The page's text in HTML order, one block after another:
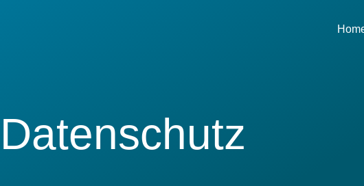
Datenschutz